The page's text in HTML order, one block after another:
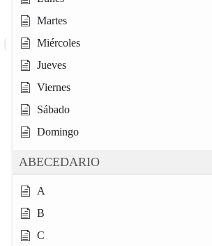
Martes
Miércoles
Jueves
Viernes
Sábado
Domingo
ABECEDARIO
A
B
C